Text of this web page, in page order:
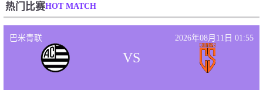
热门比赛HOT MATCH
巴米青联 2026年08月11日 01:55
VS